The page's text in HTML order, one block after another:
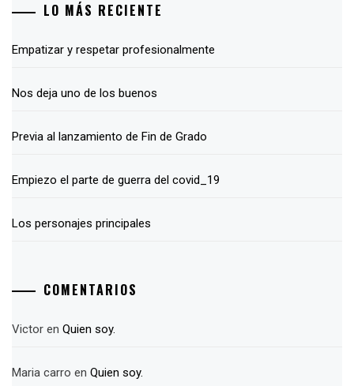
LO MÁS RECIENTE
Empatizar y respetar profesionalmente
Nos deja uno de los buenos
Previa al lanzamiento de Fin de Grado
Empiezo el parte de guerra del covid_19
Los personajes principales
COMENTARIOS
Victor en Quien soy.
Maria carro en Quien soy.